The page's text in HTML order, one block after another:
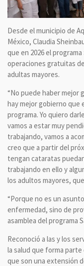
Desde el municipio de
México, Claudia
que en 2026 el programa
operaciones gratuitas
adultas mayores.
“No puede haber mejor
hay mejor gobierno que
programa. Yo quiero
vamos a estar muy
trabajando, vamos a
creo que a partir del
tengan cataratas
trabajando en ello y
los adultos mayores,
“Porque no es un
enfermedad, sino de
asamblea del programa
Reconoció a las y los
la salud que forma parte
que son una extensión